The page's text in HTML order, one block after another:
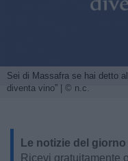
Sei di Massafra se hai detto
diventa vino” | © n.c.
Le notizie del
Ricevi gratuitamente